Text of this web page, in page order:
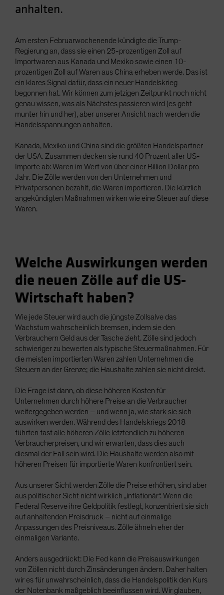
US (Non-US Citizens/NRC)
anhalten.
Am ersten Februarwochenende kündigte die Trump-
Regierung an, dass sie einen 25-prozentigen Zoll auf
Importwaren aus Kanada und Mexiko sowie einen 10-
prozentigen Zoll auf Waren aus China erheben werde. Das ist
ein klares Signal dafür, dass ein neuer Handelskrieg
begonnen hat. Wir können zum jetzigen Zeitpunkt noch nicht
genau wissen, was als Nächstes passieren wird (es geht
munter hin und her), aber unserer Ansicht nach werden die
Handelsspannungen anhalten.
Kanada, Mexiko und China sind die größten Handelspartner
der USA. Zusammen decken sie rund 40 Prozent aller US-
Importe ab: Waren im Wert von über einer Billion Dollar pro
Jahr. Die Zölle werden von den Unternehmen und
Privatpersonen bezahlt, die Waren importieren. Die kürzlich
angekündigten Maßnahmen wirken wie eine Steuer auf diese
Waren.
Welche Auswirkungen werden
die neuen Zölle auf die US-
Wirtschaft haben?
Wie jede Steuer wird auch die jüngste Zollsalve das
Wachstum wahrscheinlich bremsen, indem sie den
Verbrauchern Geld aus der Tasche zieht. Zölle sind jedoch
schwieriger zu bewerten als typische Steuermaßnahmen. Für
die meisten importierten Waren zahlen Unternehmen die
Steuern an der Grenze; die Haushalte zahlen sie nicht direkt.
Die Frage ist dann, ob diese höheren Kosten für
Unternehmen durch höhere Preise an die Verbraucher
weitergegeben werden – und wenn ja, wie stark sie sich
auswirken werden. Während des Handelskriegs 2018
führten fast alle höheren Zölle letztendlich zu höheren
Verbraucherpreisen, und wir erwarten, dass dies auch
diesmal der Fall sein wird. Die Haushalte werden also mit
höheren Preisen für importierte Waren konfrontiert sein.
Aus unserer Sicht werden Zölle die Preise erhöhen, sind aber
aus politischer Sicht nicht wirklich „inflationär“. Wenn die
Federal Reserve ihre Geldpolitik festlegt, konzentriert sie sich
auf anhaltenden Preisdruck – nicht auf einmalige
Anpassungen des Preisniveaus. Zölle ähneln eher der
einmaligen Variante.
Anders ausgedrückt: Die Fed kann die Preisauswirkungen
von Zöllen nicht durch Zinsänderungen ändern. Daher halten
wir es für unwahrscheinlich, dass die Handelspolitik den Kurs
der Notenbank maßgeblich beeinflussen wird. Wir glauben,